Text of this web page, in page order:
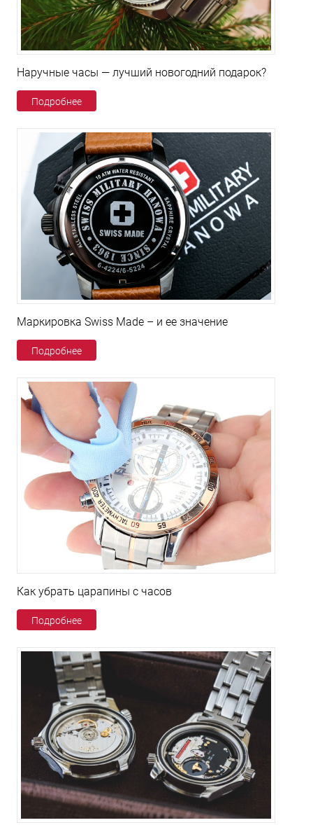
Наручные часы — лучший новогодний подарок?
Подробнее
Маркировка Swiss Made – и ее значение
Подробнее
Как убрать царапины с часов
Подробнее